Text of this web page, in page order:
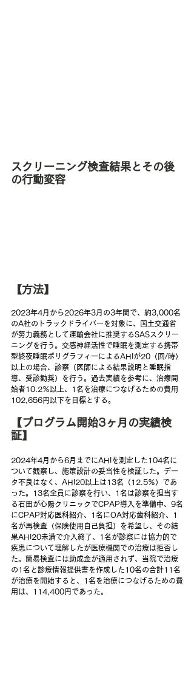
スクリーニング検査結果とその後
の行動変容
【方法】
2023年4月から2026年3月の3年間で、約3,000名
のA社のトラックドライバーを対象に、国土交通省
が努力義務として運輸会社に推奨するSASスクリー
ニングを行う。交感神経活性で睡眠を測定する携帯
型終夜睡眠ポリグラフィーによるAHIが20（回/時）
以上の場合、診察（医師による結果説明と睡眠指
導、受診勧奨）を行う。過去実績を参考に、治療開
始者10.2％以上、1名を治療につなげるための費用
102,656円以下を目標とする。
【プログラム開始3ヶ月の実績検
証】
2024年4月から6月までにAHIを測定した104名に
ついて観察し、施策設計の妥当性を検証した。デー
タ不良はなく、AHI20以上は13名（12.5％）であ
った。13名全員に診察を行い、1名は診察を担当す
る石田が心陽クリニックでCPAP導入を準備中、9名
にCPAP対応医科紹介、1名にOA対応歯科紹介、1
名が再検査（保険使用自己負担）を希望し、その結
果AHI20未満で介入終了、1名が診察には協力的で
疾患について理解したが医療機関での治療は拒否し
た。簡易検査には助成金が適用されず、当院で治療
の1名と診療情報提供書を作成した10名の合計11名
が治療を開始すると、1名を治療につなげるための費
用は、114,400円であった。